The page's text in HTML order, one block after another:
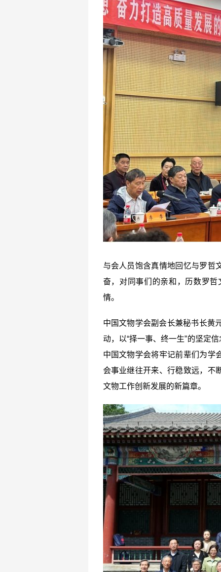
与会人员饱含真情地回忆与罗哲
奋，对同事们的亲和，历数罗
情。
中国文物学会副会长兼秘书长黄
动，以“择一事、终一生”的坚定
中国文物学会将牢记前辈们为学
会事业继往开来、行稳致远，不
文物工作创新发展的新篇章。